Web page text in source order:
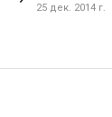
25 дек. 2014 г.